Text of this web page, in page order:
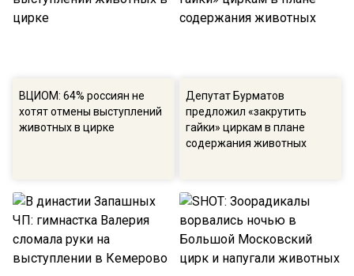
ВЦИОМ: 64% россиян не
хотят отмены выступлений
животных в цирке
Депутат Бурматов
предложил «закрутить
гайки» циркам в плане
содержания животных